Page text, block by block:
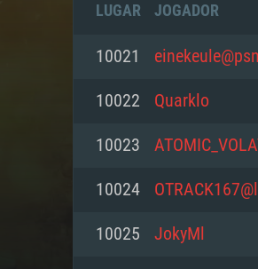
LUGAR JOGADOR
10021 einekeule@psn
10022 Quarklo
10023
10024
10025 JokyMl